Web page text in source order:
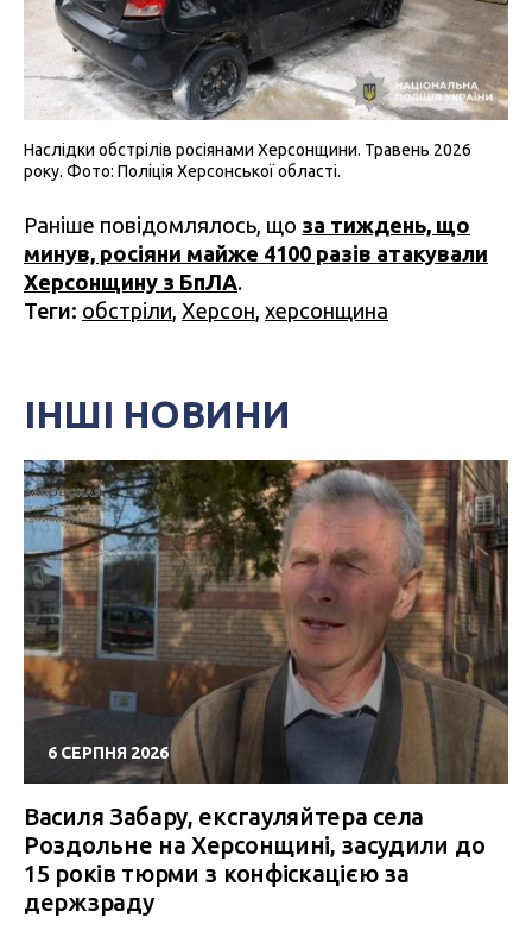
Наслідки обстрілів росіянами Херсонщини. Травень 2026
року. Фото: Поліція Херсонської області.
Раніше повідомлялось, що за тиждень, що
минув, росіяни майже 4100 разів атакували
Херсонщину з БпЛА.
Теги: обстріли Херсон херсонщина
ІНШІ НОВИНИ
6 СЕРПНЯ 2026
Василя Забару, ексгауляйтера села
Роздольне на Херсонщині, засудили до
15 років тюрми з конфіскацією за
держзраду